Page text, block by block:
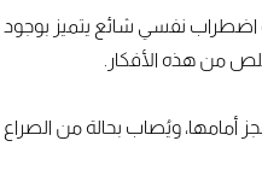
من هذه الأفكار.
ويُصاب بحالة من الصراع